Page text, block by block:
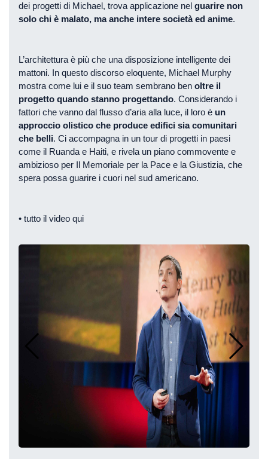
dei progetti di Michael, trova applicazione nel guarire non
solo chi è malato, ma anche intere società ed anime.
L’architettura è più che una disposizione intelligente dei
mattoni. In questo discorso eloquente, Michael Murphy
mostra come lui e il suo team sembrano ben oltre il
progetto quando stanno progettando. Considerando i
fattori che vanno dal flusso d’aria alla luce, il loro è un
approccio olistico che produce edifici sia comunitari
che belli. Ci accompagna in un tour di progetti in paesi
come il Ruanda e Haiti, e rivela un piano commovente e
ambizioso per Il Memoriale per la Pace e la Giustizia, che
spera possa guarire i cuori nel sud americano.
• tutto il video qui